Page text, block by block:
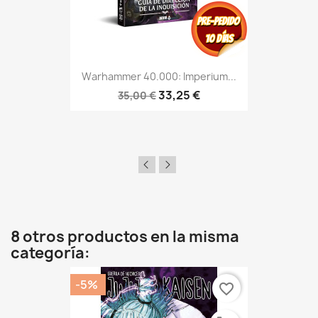
Warhammer 40.000: Imperium...
35,00 €33,25 €
8 otros productos en la misma
categoría:
-5% favorite_border